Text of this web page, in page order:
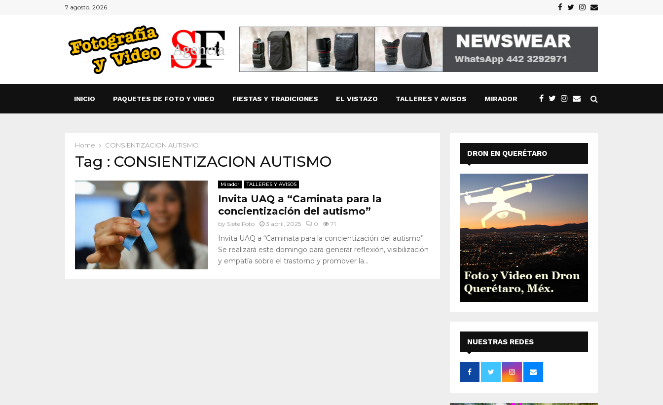
7 agosto, 2026 Facebook
TwitterInstagram
Email
INICIO PAQUETES DE FOTO Y VIDEO FIESTAS Y TRADICIONES EL VISTAZO TALLERES Y AVISOS MIRADOR
Home CONSIENTIZACION AUTISMO
Tag : CONSIENTIZACION AUTISMO
Mirador TALLERES Y AVISOS
Invita UAQ a “Caminata para la
concientización del autismo”
by Siete Foto 3 abril, 2025 0 71
Invita UAQ a “Caminata para la concientización del autismo”
Se realizará este domingo para generar reflexión, visibilización
y empatía sobre el trastorno y promover la...
DRON EN QUERÉTARO
NUESTRAS REDES
SOCIALES